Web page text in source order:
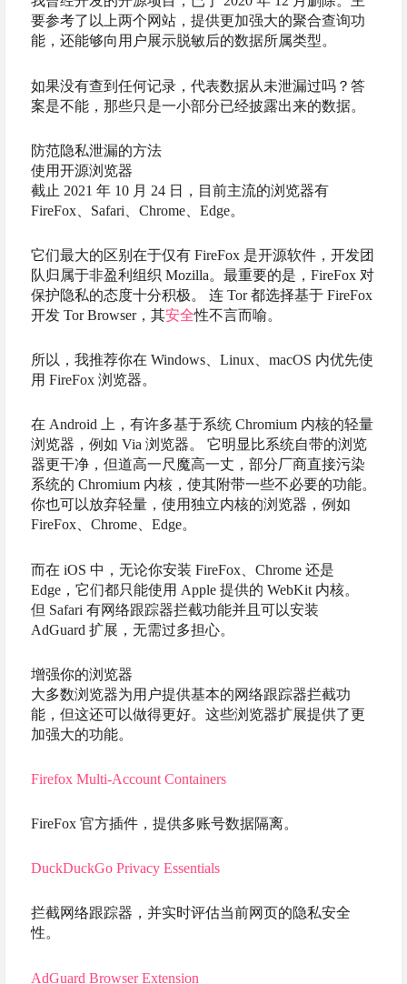
要参考了以上两个网站，提供更加强大的聚合查询功
能，还能够向用户展示脱敏后的数据所属类型。
如果没有查到任何记录，代表数据从未泄漏过吗？答
案是不能，那些只是一小部分已经披露出来的数据。
防范隐私泄漏的方法
使用开源浏览器
截止 2021 年 10 月 24 日，目前主流的浏览器有
FireFox、Safari、Chrome、Edge。
它们最大的区别在于仅有 FireFox 是开源软件，开发团
队归属于非盈利组织 Mozilla。最重要的是，FireFox 对
保护隐私的态度十分积极。 连 Tor 都选择基于 FireFox
开发 Tor Browser，其安全性不言而喻。
所以，我推荐你在 Windows、Linux、macOS 内优先使
用 FireFox 浏览器。
在 Android 上，有许多基于系统 Chromium 内核的轻量
浏览器，例如 Via 浏览器。 它明显比系统自带的浏览
器更干净，但道高一尺魔高一丈，部分厂商直接污染
系统的 Chromium 内核，使其附带一些不必要的功能。
你也可以放弃轻量，使用独立内核的浏览器，例如
FireFox、Chrome、Edge。
而在 iOS 中，无论你安装 FireFox、Chrome 还是
Edge，它们都只能使用 Apple 提供的 WebKit 内核。
但 Safari 有网络跟踪器拦截功能并且可以安装
AdGuard 扩展，无需过多担心。
增强你的浏览器
大多数浏览器为用户提供基本的网络跟踪器拦截功
能，但这还可以做得更好。这些浏览器扩展提供了更
加强大的功能。
Firefox Multi-Account Containers
FireFox 官方插件，提供多账号数据隔离。
DuckDuckGo Privacy Essentials
拦截网络跟踪器，并实时评估当前网页的隐私安全
性。
AdGuard Browser Extension